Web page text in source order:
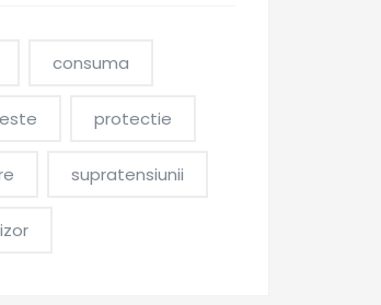
consuma
protectie
supratensiunii